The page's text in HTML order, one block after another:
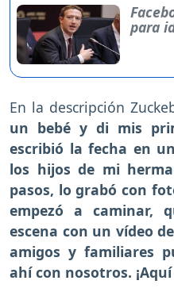
para
En la descripción
un bebé y di mis
escribió la fecha en
los hijos de mi
pasos, lo grabó con
empezó a caminar,
escena con un vídeo
amigos y familiares
ahí con nosotros.